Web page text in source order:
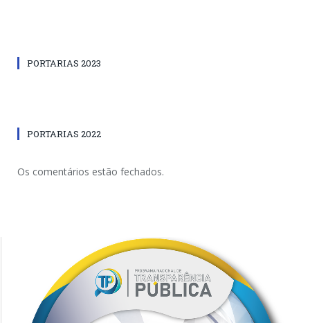
PORTARIAS 2023
PORTARIAS 2022
Os comentários estão fechados.